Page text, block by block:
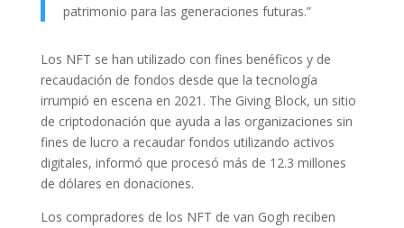
patrimonio para las generaciones futuras.”
Los NFT se han utilizado con fines benéficos y de
recaudación de fondos desde que la tecnología
irrumpió en escena en 2021. The Giving Block, un sitio
de criptodonación que ayuda a las organizaciones sin
fines de lucro a recaudar fondos utilizando activos
digitales, informó que procesó más de 12.3 millones
de dólares en donaciones.
Los compradores de los NFT de van Gogh reciben